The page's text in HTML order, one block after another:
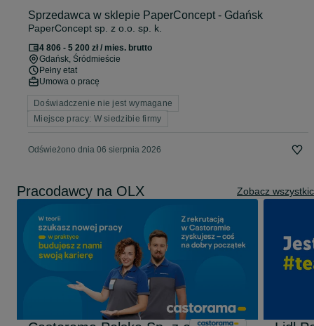
Sprzedawca w sklepie PaperConcept - Gdańsk
PaperConcept sp. z o.o. sp. k.
4 806 - 5 200 zł / mies. brutto
Gdańsk, Śródmieście
Pełny etat
Umowa o pracę
Doświadczenie nie jest wymagane
Miejsce pracy: W siedzibie firmy
Odświeżono dnia 06 sierpnia 2026
Pracodawcy na OLX Zobacz